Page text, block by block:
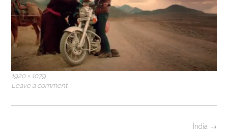
Full
size
1920 × 1079
Leave a comment
Índia →